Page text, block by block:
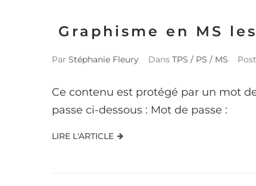
Graphisme en MS
Par Stéphanie Fleury Dans TPS / PS / MS
Ce contenu est protégé par un mot
passe ci-dessous : Mot de passe :
LIRE L'ARTICLE